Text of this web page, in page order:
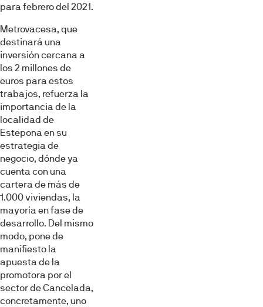
de
consentimiento
Necesarias
Preferencias
Estadística
Marketing
para febrero del 2021.
Metrovacesa, que
destinará una
inversión cercana a
los 2 millones de
euros para estos
trabajos, refuerza la
importancia de la
localidad de
Estepona en su
estrategia de
negocio, dónde ya
cuenta con una
cartera de más de
1.000 viviendas, la
mayoría en fase de
desarrollo. Del mismo
modo, pone de
manifiesto la
apuesta de la
promotora por el
sector de Cancelada,
concretamente, uno